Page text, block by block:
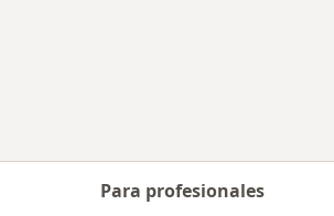
Para profesionales